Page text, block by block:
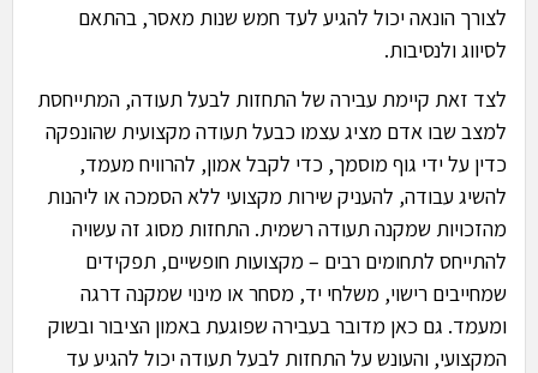
לצורך הונאה יכול להגיע לעד חמש שנות מאסר, בהתאם
לסיווג ולנסיבות.
לצד זאת קיימת עבירה של התחזות לבעל תעודה, המתייחסת
למצב שבו אדם מציג עצמו כבעל תעודה מקצועית שהונפקה
כדין על ידי גוף מוסמך, כדי לקבל אמון, להרוויח מעמד,
להשיג עבודה, להעניק שירות מקצועי ללא הסמכה או ליהנות
מהזכויות שמקנה תעודה רשמית. התחזות מסוג זה עשויה
להתייחס לתחומים רבים – מקצועות חופשיים, תפקידים
שמחייבים רישוי, משלחי יד, מסחר או מינוי שמקנה דרגה
ומעמד. גם כאן מדובר בעבירה שפוגעת באמון הציבור ובשוק
המקצועי, והעונש על התחזות לבעל תעודה יכול להגיע עד